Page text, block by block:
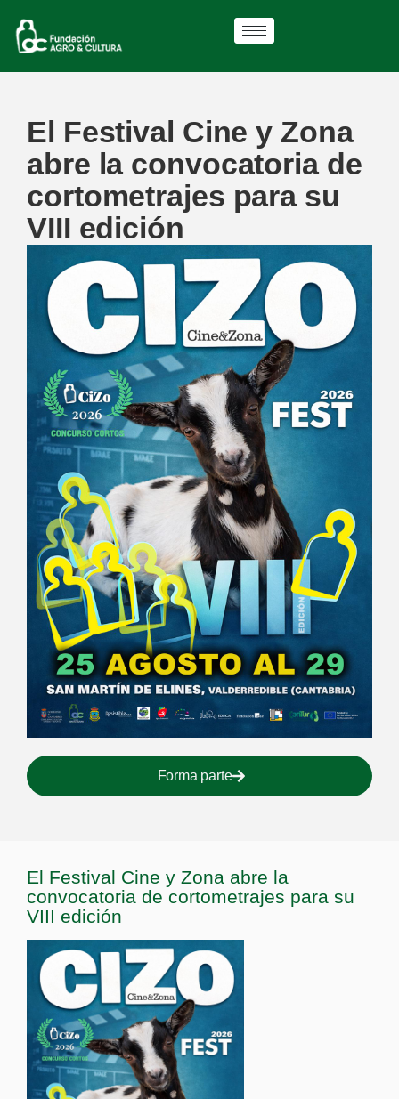
El Festival Cine y Zona
abre la convocatoria de
cortometrajes para su
VIII edición
Forma parte
El Festival Cine y Zona abre la
convocatoria de cortometrajes para su
VIII edición